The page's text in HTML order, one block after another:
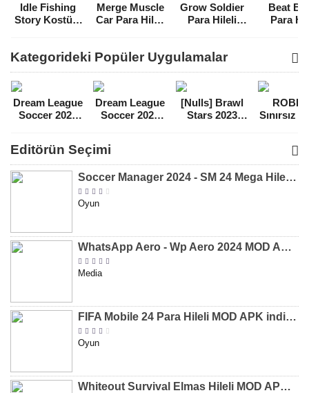
Idle Fishing
Story Kostüm
Merge Muscle
Car Para Hileli
Grow Soldier
Para Hileli
Beat
Para
Kategorideki Popüler Uygulamalar
Dream League
Soccer 2021
[v8.31]
Dream League
Soccer 2022
[Nulls] Brawl
Stars 2023
Sınırsız
Editörün Seçimi
Soccer Manager 2024 - SM 24 Mega Hileli MOD APK indir [v3.0.0]
Oyun
WhatsApp Aero - Wp Aero 2024 MOD APK indir [v10.0.2]
Media
FIFA Mobile 24 Para Hileli MOD APK indir [v20.1.02]
Oyun
Whiteout Survival Elmas Hileli MOD APK indir [v1.13.1]